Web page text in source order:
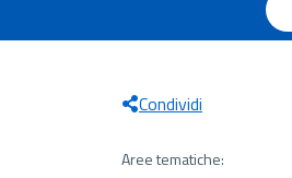
Condividi
Aree tematiche: